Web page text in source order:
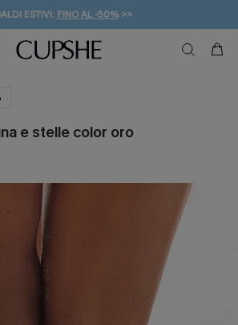
ESTIVI: FINO AL -50%>>
GRATUITA DA 49€
PER I NUOVI: 20% DI SCONTO*
e stelle color oro